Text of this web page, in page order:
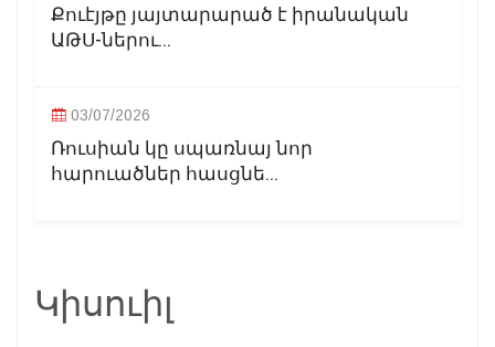
Քուէյթը յայտարարած է իրանական
ԱԹՍ-ներու...
03/07/2026
Ռուսիան կը սպառնայ նոր
հարուածներ հասցնե...
Կիսուիլ